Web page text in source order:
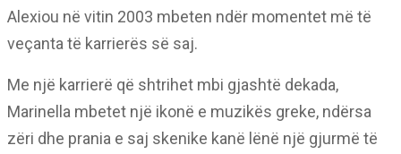
Alexiou në vitin 2003 mbeten ndër momentet më të
veçanta të karrierës së saj.
Me një karrierë që shtrihet mbi gjashtë dekada,
Marinella mbetet një ikonë e muzikës greke, ndërsa
zëri dhe prania e saj skenike kanë lënë një gjurmë të